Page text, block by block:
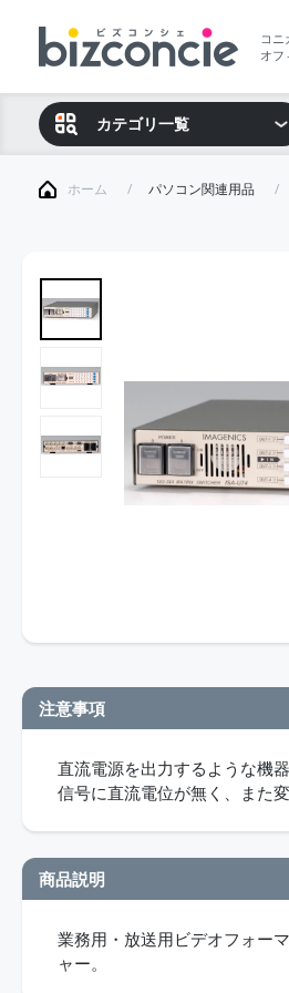
コニ
オフ
カテゴリ一覧
ホーム パソコン関連用品
注意事項
直流電源を出力するような機
信号に直流電位が無く、また
商品説明
業務用・放送用ビデオフォー
ャー。